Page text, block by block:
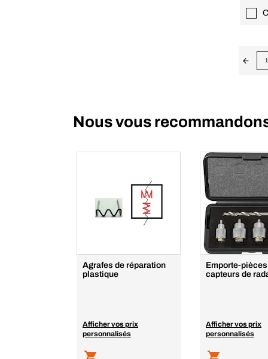
1
Nous vous
Agrafes de réparation
plastique
Afficher vos prix
personnalisés
Emporte-
capteurs de
Afficher vos prix
personnalisés